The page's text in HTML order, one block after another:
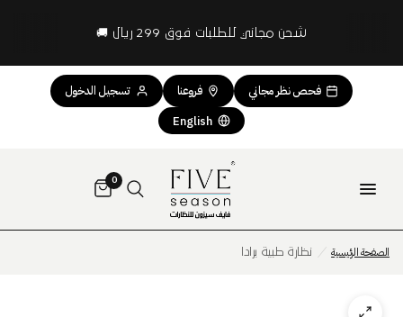
شحن مجاني للطلبات فوق 299 ريال 🚚
فحص نظر مجاني فروعنا
تسجيل الدخول
English
0
الصفحة الرئيسية / نظارة طبية برادا